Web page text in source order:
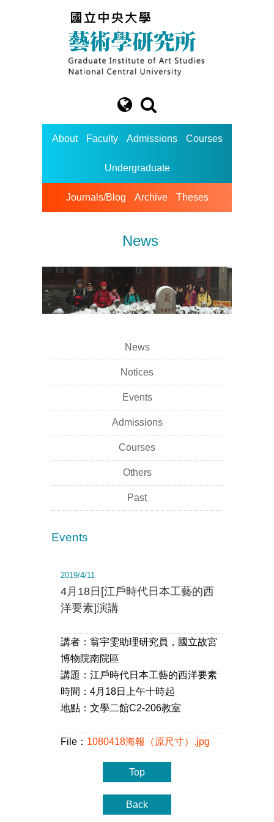
About Faculty Admissions Courses
Undergraduate
Journals/Blog Archive Theses
News
News
Notices
Events
Admissions
Courses
Others
Past
Events
2019/4/11
4月18日[江戶時代日本工藝的西
洋要素]演講
講者：翁宇雯助理研究員，國立故宮
博物院南院區
講題：江戶時代日本工藝的西洋要素
時間：4月18日上午十時起
地點：文學二館C2-206教室
File： 1080418海報（原尺寸）.jpg
Top
Back